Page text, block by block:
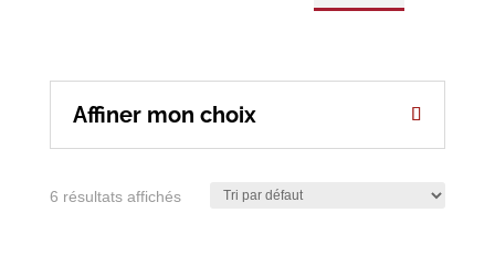
Affiner mon choix
6 résultats affichés